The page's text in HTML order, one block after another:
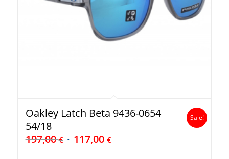
Oakley Latch Beta 9436-0654
54/18
197,00€ 117,00 €
Sale!